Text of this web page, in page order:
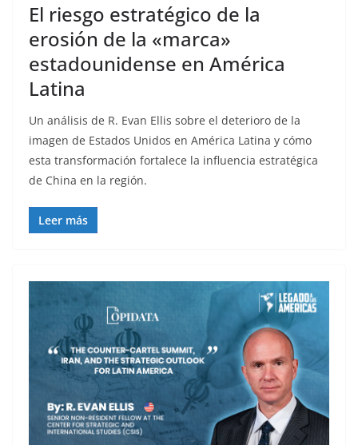
El riesgo estratégico de la
erosión de la «marca»
estadounidense en América
Latina
Un análisis de R. Evan Ellis sobre el deterioro de la
imagen de Estados Unidos en América Latina y cómo
esta transformación fortalece la influencia estratégica
de China en la región.
Leer más